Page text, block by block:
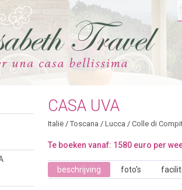
CASA UVA
Italië / Toscana / Lucca / Colle di
Te boeken vanaf: 1580 euro per
beschrijving foto's